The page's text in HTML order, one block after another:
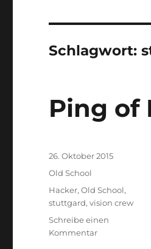
Schlagwort:
Ping of
Veröffentlicht
am
26. Oktober 2015
Kategorien
Old School
Schlagwörter
Hacker,Old School,
stuttgard,vision crew
Schreibe einen
Kommentarzu